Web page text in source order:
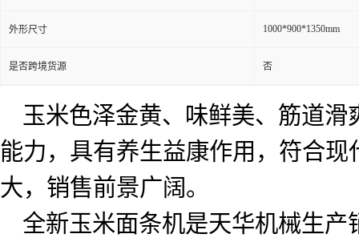
外形尺寸 1000*900*1350mm
是否跨境货源 否
玉米色泽金黄、味鲜美、筋道
能力，具有养生益康作用，符合
大，销售前景广阔。
全新玉米面条机是天华机械生